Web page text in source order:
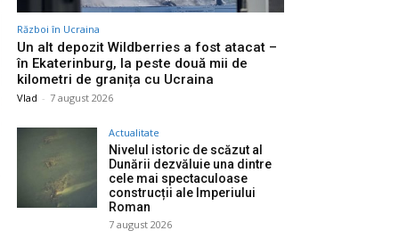
Război în Ucraina
Un alt depozit Wildberries a fost atacat –
în Ekaterinburg, la peste două mii de
kilometri de granița cu Ucraina
Vlad - 7 august 2026
Actualitate
Nivelul istoric de scăzut al
Dunării dezvăluie una dintre
cele mai spectaculoase
construcții ale Imperiului
Roman
7 august 2026